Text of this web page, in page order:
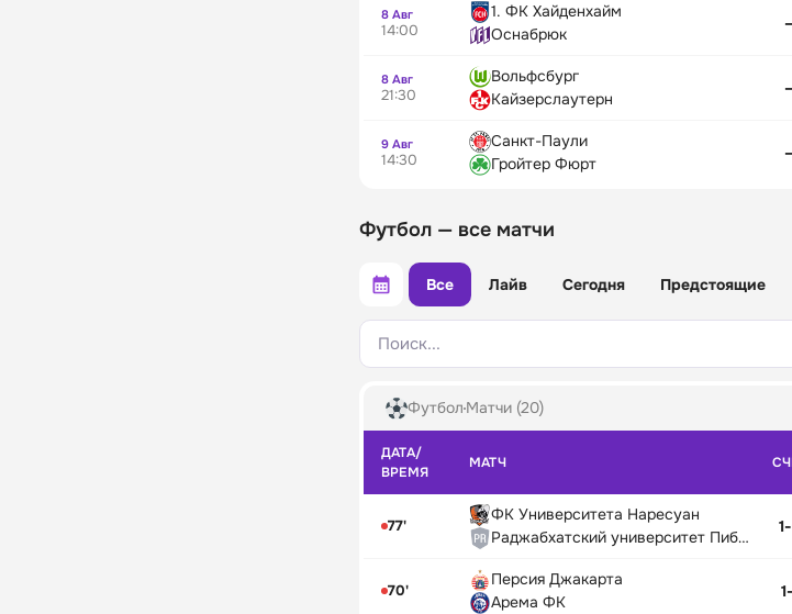
8 Авг
14:00
1. ФК Хайденхайм
Оснабрюк
8 Авг
21:30
Вольфсбург
Кайзерслаутерн
9 Авг
14:30
Санкт-Паули
Гройтер Фюрт
Футбол — все матчи
Все Лайв Сегодня Предстоящие
Поиск...
Футбол Матчи (20)
ДАТА/
ВРЕМЯ
МАТЧ
77'
ФК Университета Наресуан
Раджабхатский университет Пибульсонгкрам
1-
70'
Персия Джакарта
Арема ФК
1-